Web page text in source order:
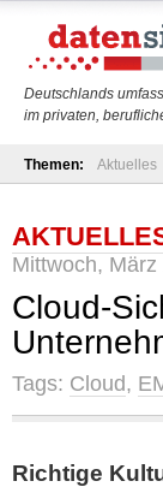
Deutschlands
im privaten,
Themen: Aktuelles
Mittwoch,
Cloud-
Tags: Cloud,
Richtige